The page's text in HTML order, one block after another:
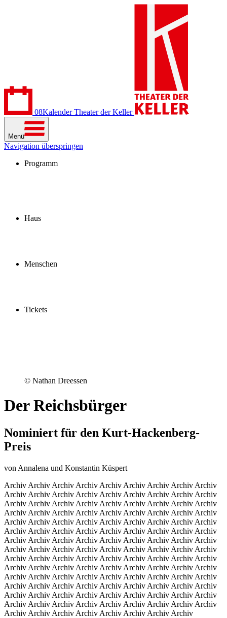
08Kalender Theater der Keller
Menü
Navigation überspringen
Programm
Haus
Menschen
Tickets
© Nathan Dreessen
Der Reichsbürger
Nominiert für den Kurt-Hackenberg-
Preis
von Annalena und Konstantin Küspert
Archiv Archiv Archiv Archiv Archiv Archiv Archiv Archiv Archiv
Archiv Archiv Archiv Archiv Archiv Archiv Archiv Archiv Archiv
Archiv Archiv Archiv Archiv Archiv Archiv Archiv Archiv Archiv
Archiv Archiv Archiv Archiv Archiv Archiv Archiv Archiv Archiv
Archiv Archiv Archiv Archiv Archiv Archiv Archiv Archiv Archiv
Archiv Archiv Archiv Archiv Archiv Archiv Archiv Archiv Archiv
Archiv Archiv Archiv Archiv Archiv Archiv Archiv Archiv Archiv
Archiv Archiv Archiv Archiv Archiv Archiv Archiv Archiv Archiv
Archiv Archiv Archiv Archiv Archiv Archiv Archiv Archiv Archiv
Archiv Archiv Archiv Archiv Archiv Archiv Archiv Archiv Archiv
Archiv Archiv Archiv Archiv Archiv Archiv Archiv Archiv Archiv
Archiv Archiv Archiv Archiv Archiv Archiv Archiv Archiv Archiv
Archiv Archiv Archiv Archiv Archiv Archiv Archiv Archiv Archiv
Archiv Archiv Archiv Archiv Archiv Archiv Archiv Archiv Archiv
Archiv Archiv Archiv Archiv Archiv Archiv Archiv Archiv